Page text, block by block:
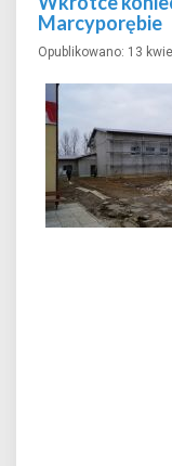
Marcyporębie
Opublikowano: 13